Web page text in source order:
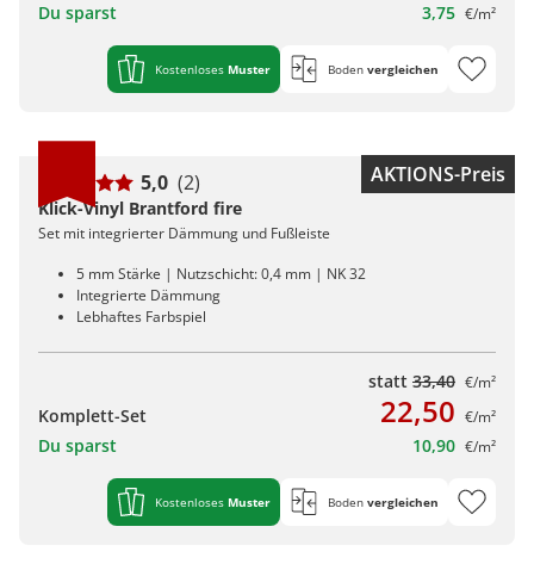
Du sparst 3,75 €/m²
Kostenloses Muster Boden vergleichen
AKTIONS-Preis
5,0 (2)
Klick-Vinyl Brantford fire
Set mit integrierter Dämmung und Fußleiste
5 mm Stärke | Nutzschicht: 0,4 mm | NK 32
Integrierte Dämmung
Lebhaftes Farbspiel
statt 33,40 €/m²
Komplett-Set 22,50 €/m²
Du sparst 10,90 €/m²
Kostenloses Muster Boden vergleichen